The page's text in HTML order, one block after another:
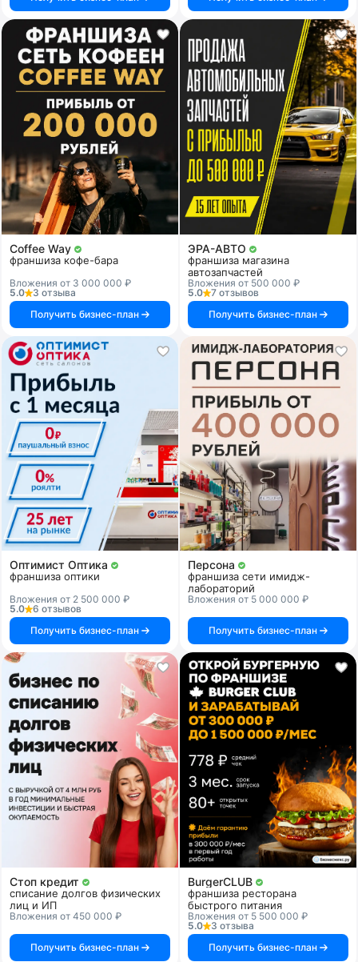
Coffee Way
франшиза кофе-бара
Вложения от 3 000 000 ₽
5.0
3 отзыва
Получить бизнес-план
ЭРА-АВТО
франшиза магазина
автозапчастей
Вложения от 500 000 ₽
5.0
7 отзывов
Получить бизнес-план
Оптимист Оптика
франшиза оптики
Вложения от 2 500 000 ₽
5.0
6 отзывов
Получить бизнес-план
Персона
франшиза сети имидж-
лабораторий
Вложения от 5 000 000 ₽
Получить бизнес-план
Стоп кредит
списание долгов физических
лиц и ИП
Вложения от 450 000 ₽
Получить бизнес-план
BurgerCLUB
франшиза ресторана
быстрого питания
Вложения от 5 500 000 ₽
5.0
3 отзыва
Получить бизнес-план